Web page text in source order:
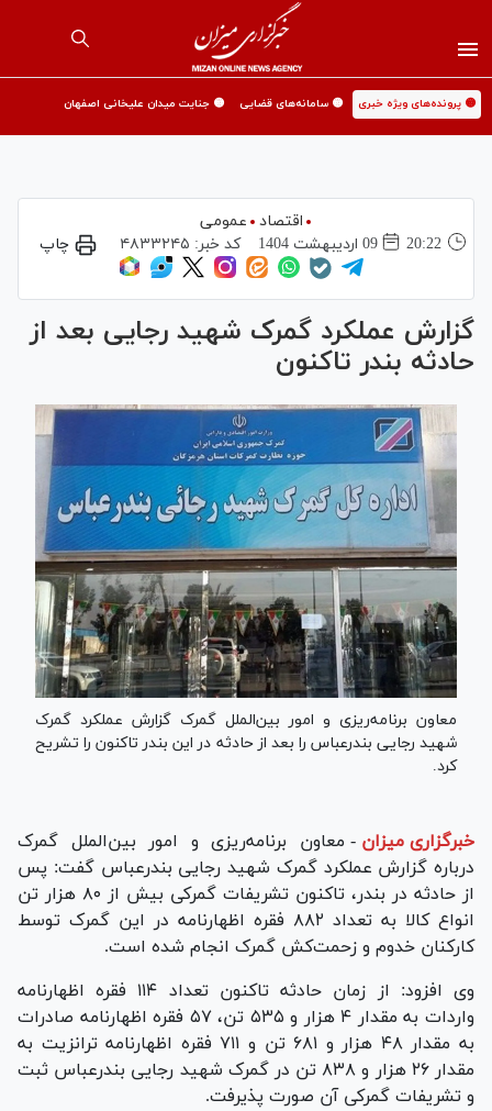
🟡 پرونده‌های ویژه خبری 🟡 سامانه‌های قضایی 🟡 جنایت میدان علیخانی اصفهان
اقتصاد
عمومی
20:22
09 ارديبهشت 1404 کد خبر: ۴۸۳۳۲۴۵ چاپ
گزارش عملکرد گمرک شهید رجایی بعد از
حادثه بندر تاکنون
معاون برنامه‌ریزی و امور بین‌الملل گمرک گزارش عملکرد گمرک
شهید رجایی بندرعباس را بعد از حادثه در این بندر تاکنون را تشریح
کرد.
خبرگزاری میزان - معاون برنامه‌ریزی و امور بین‌الملل گمرک
درباره گزارش عملکرد گمرک شهید رجایی بندرعباس گفت: پس
از حادثه در بندر، تاکنون تشریفات گمرکی بیش از ۸۰ هزار تن
انواع کالا به تعداد ۸۸۲ فقره اظهارنامه در این گمرک توسط
کارکنان خدوم و زحمت‌کش گمرک انجام شده است.
وی افزود: از زمان حادثه تاکنون تعداد ۱۱۴ فقره اظهارنامه
واردات به مقدار ۴ هزار و ۵۳۵ تن، ۵۷ فقره اظهارنامه صادرات
به مقدار ۴۸ هزار و ۶۸۱ تن و ۷۱۱ فقره اظهارنامه ترانزیت به
مقدار ۲۶ هزار و ۸۳۸ تن در گمرک شهید رجایی بندرعباس ثبت
و تشریفات گمرکی آن صورت پذیرفت.